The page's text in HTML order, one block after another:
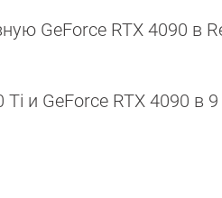
GeForce RTX 4090 в
и GeForce RTX 4090 в